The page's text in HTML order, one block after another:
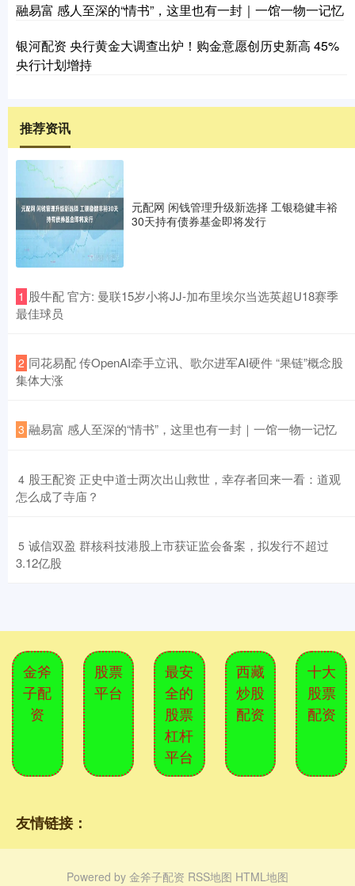
融易富 感人至深的“情书”，这里也有一封｜一馆一物一记忆
银河配资 央行黄金大调查出炉！购金意愿创历史新高 45%
央行计划增持
推荐资讯
元配网 闲钱管理升级新选择 工银稳健丰裕
30天持有债券基金即将发行
1 ​股牛配 官方: 曼联15岁小将JJ-加布里埃尔当选英超U18赛季
最佳球员
2 ​同花易配 传OpenAI牵手立讯、歌尔进军AI硬件 “果链”概念股
集体大涨
3 ​融易富 感人至深的“情书”，这里也有一封｜一馆一物一记忆
4 ​股王配资 正史中道士两次出山救世，幸存者回来一看：道观
怎么成了寺庙？
5 ​诚信双盈 群核科技港股上市获证监会备案，拟发行不超过
3.12亿股
金斧
子配
资
股票
平台
最安
全的
股票
杠杆
平台
西藏
炒股
配资
十大
股票
配资
友情链接：
Powered by 金斧子配资 RSS地图 HTML地图